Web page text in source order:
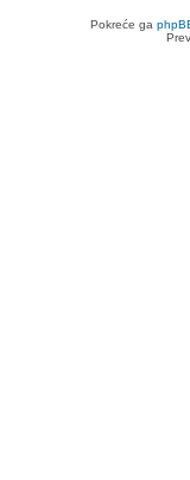
Pokreće ga